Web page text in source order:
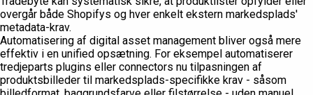
overgår både Shopifys og hver enkelt ekstern markedsplads'
metadata-krav.
Automatisering af digital asset management bliver også mere
effektiv i en unified opsætning. For eksempel automatiserer
tredjeparts plugins eller connectors nu tilpasningen af
produktsbilleder til markedsplads-specifikke krav - såsom